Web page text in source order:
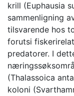
krill (Euphausia
sammenligning
tilsvarende hos
forutsi
predatorer. I
(Thalassoica
koloni